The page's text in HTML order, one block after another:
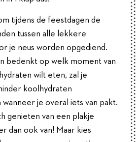
tijdens de feestdagen de
tussen alle lekkere
je neus worden opgediend.
bedenkt op welk moment van
wilt eten, zal je
koolhydraten
wanneer je overal iets van pakt.
genieten van een plakje
dan ook van! Maar kies